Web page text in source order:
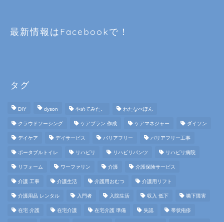
最新情報はFacebookで！
タグ
DIY dyson やめてみた。 わたなべぽん
クラウドソーシング ケアプラン 作成 ケアマネジャー ダイソン
デイケア デイサービス バリアフリー バリアフリー工事
ポータブルトイレ リハビリ リハビリパンツ リハビリ病院
リフォーム ワーファリン 介護 介護保険サービス
介護 工事 介護生活 介護用おむつ 介護用リフト
介護用品 レンタル 入門者 入院生活 収入 低下 嚥下障害
在宅 介護 在宅介護 在宅介護 準備 失認 帯状疱疹